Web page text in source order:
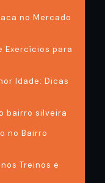
no Mercado
Exercícios para
Idade: Dicas
bairro silveira
no Bairro
Treinos e